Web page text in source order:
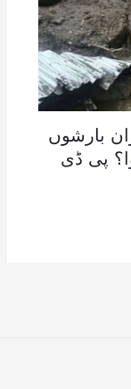
کے دوران بارشوں
پی ڈی